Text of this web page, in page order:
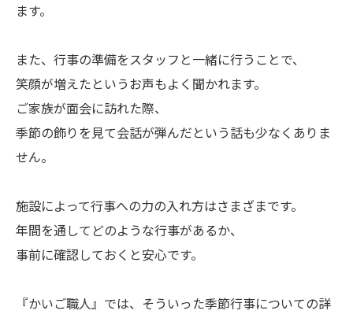
ます。
また、行事の準備をスタッフと一緒に行うことで、
笑顔が増えたというお声もよく聞かれます。
ご家族が面会に訪れた際、
季節の飾りを見て会話が弾んだという話も少なくありま
せん。
施設によって行事への力の入れ方はさまざまです。
年間を通してどのような行事があるか、
事前に確認しておくと安心です。
『かいご職人』では、そういった季節行事についての詳